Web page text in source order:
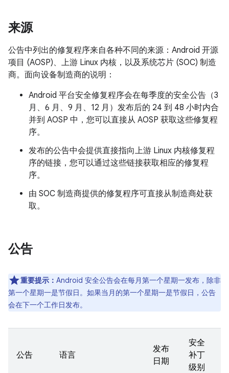
来源
公告中列出的修复程序来自各种不同的来源：Android 开源
项目 (AOSP)、上游 Linux 内核，以及系统芯片 (SOC) 制造
商。面向设备制造商的说明：
Android 平台安全修复程序会在每季度的安全公告（3
月、6 月、9 月、12 月）发布后的 24 到 48 小时内合
并到 AOSP 中，您可以直接从 AOSP 获取这些修复程
序。
发布的公告中会提供直接指向上游 Linux 内核修复程
序的链接，您可以通过这些链接获取相应的修复程
序。
由 SOC 制造商提供的修复程序可直接从制造商处获
取。
公告
重要提示： Android 安全公告会在每月第一个星期一发布，除非
第一个星期一是节假日。如果当月的第一个星期一是节假日，公告
会在下一个工作日发布。
公告 语言
发布
日期
安全
补丁
级别